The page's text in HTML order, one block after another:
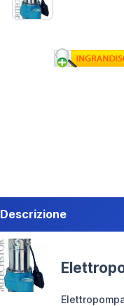
Descrizione